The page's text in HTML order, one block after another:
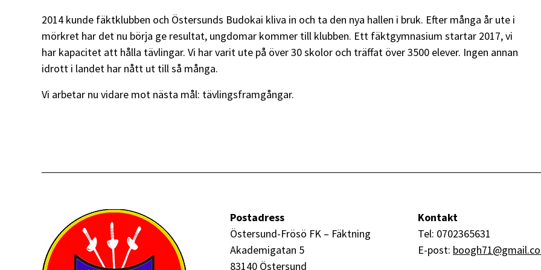
2014 kunde fäktklubben och Östersunds Budokai kliva in och ta den nya hallen i bruk. Efter många år ute i
mörkret har det nu börja ge resultat, ungdomar kommer till klubben. Ett fäktgymnasium startar 2017, vi
har kapacitet att hålla tävlingar. Vi har varit ute på över 30 skolor och träffat över 3500 elever. Ingen annan
idrott i landet har nått ut till så många.
Vi arbetar nu vidare mot nästa mål: tävlingsframgångar.
Postadress
Östersund-Frösö FK – Fäktning
Akademigatan 5
83140 Östersund
Kontakt
Tel: 0702365631
E-post: